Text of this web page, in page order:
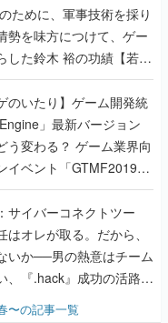
のいたり】ゲーム開発統
」最新バージョン
う変わる？ ゲーム業界向
イベント「GTMF2019」
解を深めよう【PR】
サイバーコネクトツー
はオレが取る。だから、
いか──男の熱意はチーム
、『.hack』成功の活路を
・松山 洋に流れる血は
色だった【若ゲのいた
〜の記事一覧